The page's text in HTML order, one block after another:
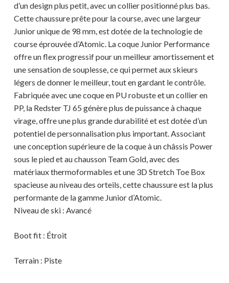
d’un design plus petit, avec un collier positionné plus bas.
Cette chaussure prête pour la course, avec une largeur
Junior unique de 98 mm, est dotée de la technologie de
course éprouvée d’Atomic. La coque Junior Performance
offre un flex progressif pour un meilleur amortissement et
une sensation de souplesse, ce qui permet aux skieurs
légers de donner le meilleur, tout en gardant le contrôle.
Fabriquée avec une coque en PU robuste et un collier en
PP, la Redster TJ 65 génère plus de puissance à chaque
virage, offre une plus grande durabilité et est dotée d’un
potentiel de personnalisation plus important. Associant
une conception supérieure de la coque à un châssis Power
sous le pied et au chausson Team Gold, avec des
matériaux thermoformables et une 3D Stretch Toe Box
spacieuse au niveau des orteils, cette chaussure est la plus
performante de la gamme Junior d’Atomic.
Niveau de ski : Avancé
Boot fit : Étroit
Terrain : Piste